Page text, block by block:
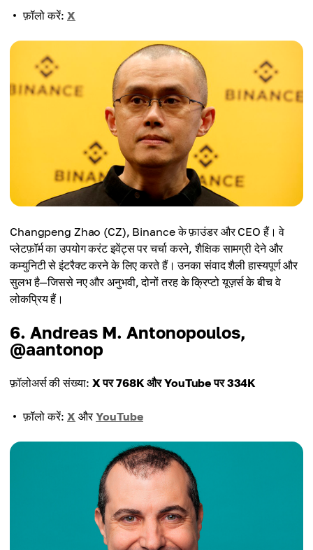
फ़ॉलो करें: X
Changpeng Zhao (CZ), Binance के फ़ाउंडर और CEO हैं। वे
प्लेटफ़ॉर्म का उपयोग करंट इवेंट्स पर चर्चा करने, शैक्षिक सामग्री देने और
कम्युनिटी से इंटरैक्ट करने के लिए करते हैं। उनका संवाद शैली हास्यपूर्ण और
सुलभ है—जिससे नए और अनुभवी, दोनों तरह के क्रिप्टो यूज़र्स के बीच वे
लोकप्रिय हैं।
6. Andreas M. Antonopoulos,
@aantonop
फ़ॉलोअर्स की संख्या: X पर 768K और YouTube पर 334K
फ़ॉलो करें: X औरYouTube